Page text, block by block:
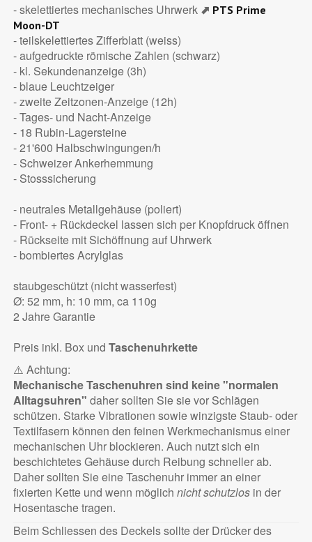
- skelettiertes mechanisches Uhrwerk ⬈ PTS Prime
Moon-DT
- teilskelettiertes Zifferblatt (weiss)
- aufgedruckte römische Zahlen (schwarz)
- kl. Sekundenanzeige (3h)
- blaue Leuchtzeiger
- zweite Zeitzonen-Anzeige (12h)
- Tages- und Nacht-Anzeige
- 18 Rubin-Lagersteine
- 21'600 Halbschwingungen/h
- Schweizer Ankerhemmung
- Stosssicherung
- neutrales Metallgehäuse (poliert)
- Front- + Rückdeckel lassen sich per Knopfdruck öffnen
- Rückseite mit Sichöffnung auf Uhrwerk
- bombiertes Acrylglas
staubgeschützt (nicht wasserfest)
Ø: 52 mm, h: 10 mm, ca 110g
2 Jahre Garantie
Preis inkl. Box und Taschenuhrkette
⚠️ Achtung:
Mechanische Taschenuhren sind keine "normalen
Alltagsuhren" daher sollten Sie sie vor Schlägen
schützen. Starke Vibrationen sowie winzigste Staub- oder
Textilfasern können den feinen Werkmechanismus einer
mechanischen Uhr blockieren. Auch nutzt sich ein
beschichtetes Gehäuse durch Reibung schneller ab.
Daher sollten Sie eine Taschenuhr immer an einer
fixierten Kette und wenn möglich nicht schutzlosin der
Hosentasche tragen.
Beim Schliessen des Deckels sollte der Drücker des